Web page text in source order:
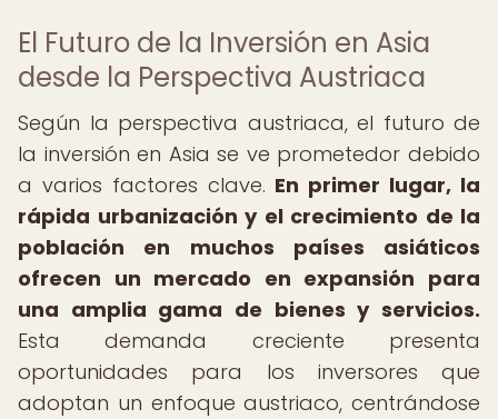
El Futuro de la Inversión en Asia
desde la Perspectiva Austriaca
Según la perspectiva austriaca, el futuro de
la inversión en Asia se ve prometedor debido
a varios factores clave. En primer lugar, la
rápida urbanización y el crecimiento de la
población en muchos países asiáticos
ofrecen un mercado en expansión para
una amplia gama de bienes y servicios.
Esta demanda creciente presenta
oportunidades para los inversores que
adoptan un enfoque austriaco, centrándose